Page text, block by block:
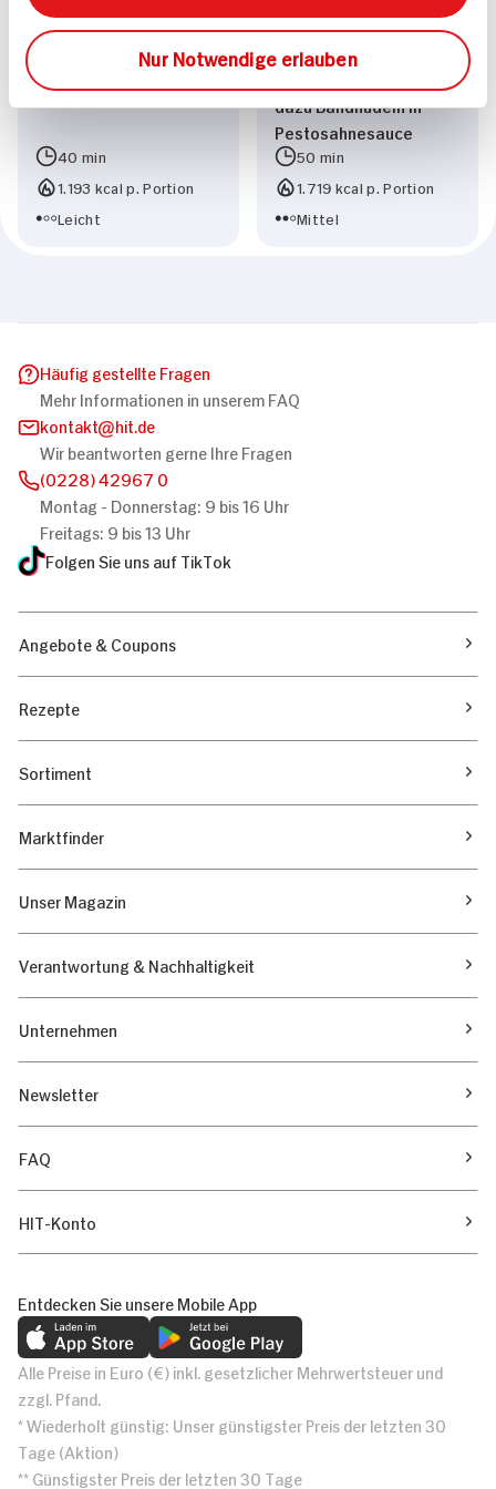
Nur Notwendige erlauben
Zitronen-Weißwein-
Sauce und Bandnudeln
in Petersilienpesto
40 min
1.193 kcal p. Portion
Leicht
Speckmantel gefüllt mit
Spinat und
dazu Bandnudeln in
Pestosahnesauce
50 min
1.719 kcal p. Portion
Mittel
Häufig gestellte Fragen
Mehr Informationen in unserem FAQ
kontakt
hit.de
Wir beantworten gerne Ihre Fragen
(0228) 42967 0
Montag - Donnerstag: 9 bis 16 Uhr
Freitags: 9 bis 13 Uhr
Folgen Sie uns auf TikTok
Angebote & Coupons
Rezepte
Sortiment
Marktfinder
Unser Magazin
Verantwortung & Nachhaltigkeit
Unternehmen
Newsletter
FAQ
HIT-Konto
Entdecken Sie unsere Mobile App
Alle Preise in Euro (€) inkl. gesetzlicher Mehrwertsteuer und
zzgl. Pfand.
* Wiederholt günstig: Unser günstigster Preis der letzten 30
Tage (Aktion)
** Günstigster Preis der letzten 30 Tage